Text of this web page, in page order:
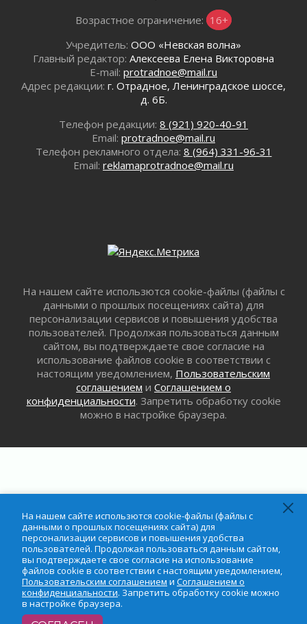
В музей всей семьёй
Без заявлений и очередей
01 августа 2026
Не женское это дело...уверены?
Все силы в кулак
01 августа 2026
Айда на пляж!
01 августа 2026
О мужестве, долге и стойкости
31 июля 2026
Маршрутами будущего — к заветной цели
31 июля 2026
«Корвет» на страже
31 июля 2026
Правила для жизни
31 июля 2026
С рабочим визитом
В Шлиссельбурге прошла акция «Белый
Новые возможности для творчества
За сухими цифрами — реальная жизнь
31 июля 2026
От инженера-создателя к волонтёрам
«Созидателям»
31 июля 2026
Генеральная репетиция векового юбилея
31 июля 2026
Возрастное ограничение: 16+
Учредитель: ООО «Невская волна»
Главный редактор: Алексеева Елена Викторовна
E-mail: protradnoe@mail.ru
Адрес редакции: г. Отрадное, Ленинградское шоссе,
д. 6Б.
Телефон редакции: 8 (921) 920-40-91
Email: protradnoe@mail.ru
Телефон рекламного отдела: 8 (964) 331-96-31
Email: reklamaprotradnoe@mail.ru
На нашем сайте использются cookie-файлы (файлы с
данными о прошлых посещениях сайта) для
персонализации сервисов и повышения удобства
пользователей. Продолжая пользоваться данным
сайтом, вы подтверждаете свое согласие на
использование файлов cookie в соответствии с
настоящим уведомлением, Пользовательским
соглашением и Соглашением о
конфиденциальности. Запретить обработку cookie
можно в настройке браузера.
На нашем сайте использются cookie-файлы (файлы с
данными о прошлых посещениях сайта) для
персонализации сервисов и повышения удобства
пользователей. Продолжая пользоваться данным сайтом,
вы подтверждаете свое согласие на использование
файлов cookie в соответствии с настоящим уведомлением,
Пользовательским соглашением и Соглашением о
конфиденциальности. Запретить обработку cookie можно
в настройке браузера.